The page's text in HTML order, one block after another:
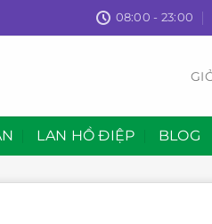
08:00 - 23:00
LAN HỒ ĐIỆP BLOG